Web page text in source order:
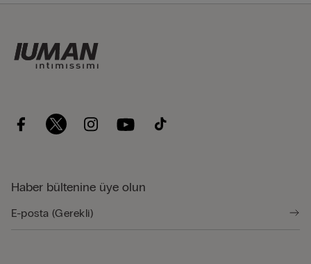
Haber bültenine üye olun